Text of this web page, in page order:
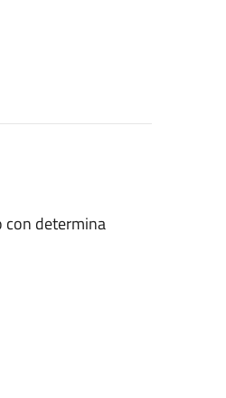
con determina